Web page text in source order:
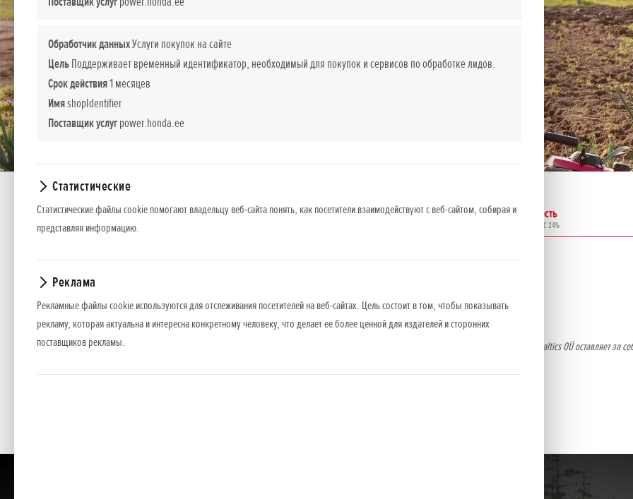
Обработчик данныхУслуги покупок на сайте
ЦельПоддерживает временный идентификатор, необходимый для покупок и сервисов по обработке лидов.
Срок действия1 месяцев
ИмяshopIdentifier
Поставщик услугpower.honda.ee
Статистические
Статистические файлы cookie помогают владельцу веб-сайта понять, как посетители взаимодействуют с веб-сайтом, собирая и
представляя информацию.
Реклама
Рекламные файлы cookie используются для отслеживания посетителей на веб-сайтах. Цель состоит в том, чтобы показывать
рекламу, которая актуальна и интересна конкретному человеку, что делает ее более ценной для издателей и сторонних
поставщиков рекламы.
FG 201 Двигатель Мощность Стоимость
EUR вкл. НДС 24%
FG 201 GXV 50 2,0
*Рекомендуемые розничные цены.
Представленные цены, базовая комплектация и пакет дополнительного оборудования носят информативный характер. NCG Import Baltics OÜ оставляет за